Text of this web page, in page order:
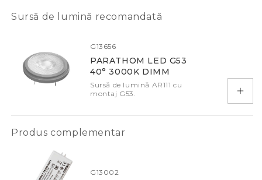
Sursă de lumină recomandată
G13656
PARATHOM LED G53
40° 3000K DIMM
Sursă de lumină AR111 cu
montaj G53.
Produs complementar
G13002